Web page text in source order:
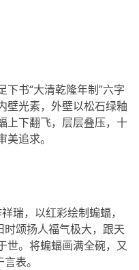
书“大清乾隆年制”六字
壁光素，外壁以松石绿釉
上下翻飞，层层叠压，十
追求。
瑞，以红彩绘制蝙蝠，
时颂扬人福气极大，跟天
世。将蝙蝠画满全碗，又
表。